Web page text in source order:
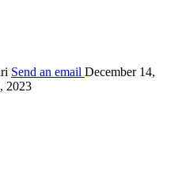
Send an email December 14,
2023